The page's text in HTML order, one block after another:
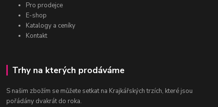
Pro prodejce
E-shop
Katalogy a ceníky
Kontakt
Trhy na kterých prodáváme
S našim zbožím se můžete setkat na Krajkářských trzích, které jsou
pořádány dvakrát do roka.